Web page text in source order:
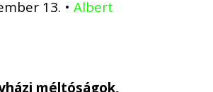
13. • Albert
méltóságok,